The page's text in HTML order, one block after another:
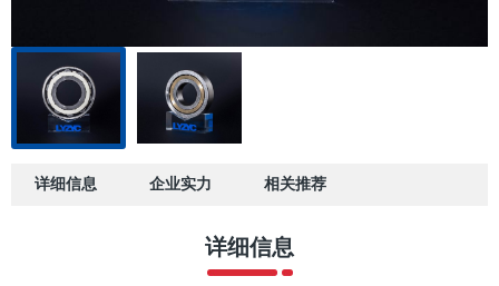
详细信息 企业实力 相关推荐
详细信息